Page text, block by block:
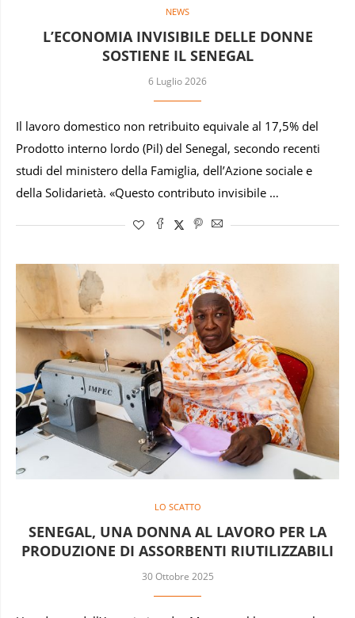
NEWS
L’ECONOMIA INVISIBILE DELLE DONNE
SOSTIENE IL SENEGAL
6 Luglio 2026
Il lavoro domestico non retribuito equivale al 17,5% del
Prodotto interno lordo (Pil) del Senegal, secondo recenti
studi del ministero della Famiglia, dell’Azione sociale e
della Solidarietà. «Questo contributo invisibile …
LO SCATTO
SENEGAL, UNA DONNA AL LAVORO PER LA
PRODUZIONE DI ASSORBENTI RIUTILIZZABILI
30 Ottobre 2025